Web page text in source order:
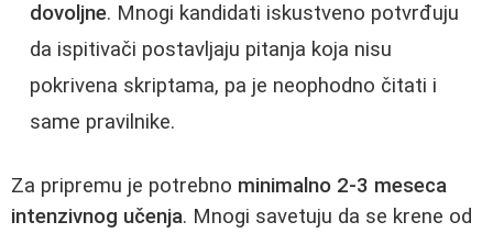
dovoljne. Mnogi kandidati iskustveno potvrđuju
da ispitivači postavljaju pitanja koja nisu
pokrivena skriptama, pa je neophodno čitati i
same pravilnike.
Za pripremu je potrebno minimalno 2-3 meseca
intenzivnog učenja. Mnogi savetuju da se krene od